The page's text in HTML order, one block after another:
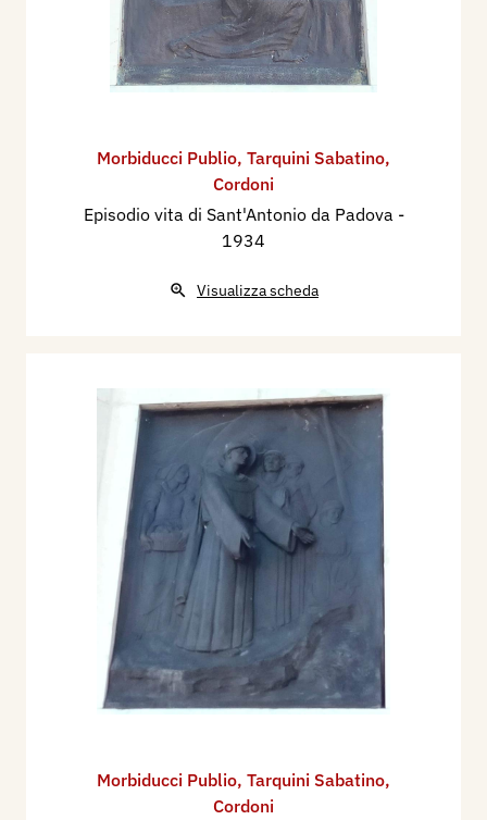
Morbiducci Publio, Tarquini Sabatino,
Cordoni
Episodio vita di Sant'Antonio da Padova -
1934
Visualizza scheda
Morbiducci Publio, Tarquini Sabatino,
Cordoni